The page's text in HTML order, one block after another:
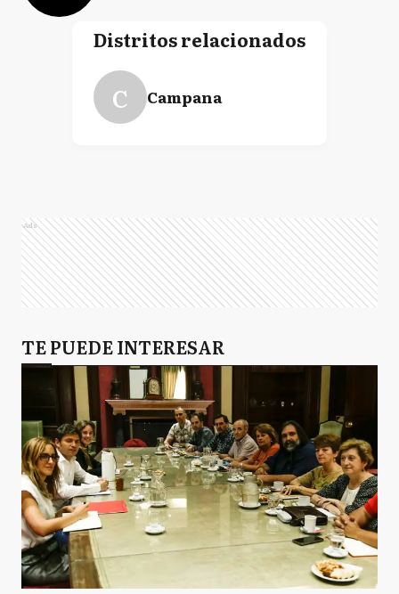
Distritos relacionados
C Campana
Ads
TE PUEDE INTERESAR